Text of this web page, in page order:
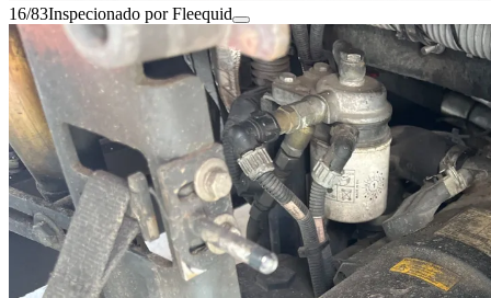
16/83Inspecionado por Fleequid